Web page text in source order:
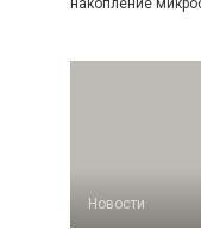
накопление
Новости